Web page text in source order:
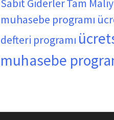
Sabit GiderlerTam
muhasebe programı
defteri programı
muhasebe